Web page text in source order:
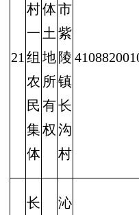
21
村
一
组
农
民
集
体
体
土
地
所
有
权
市
紫
陵
镇
长
沟
村
长
沁